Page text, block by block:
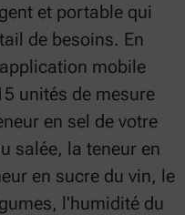
et portable qui
de besoins. En
mobile
unités de mesure
en sel de votre
salée, la teneur en
en sucre du vin, le
l'humidité du